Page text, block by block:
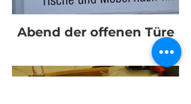
Abend der offenen Türe